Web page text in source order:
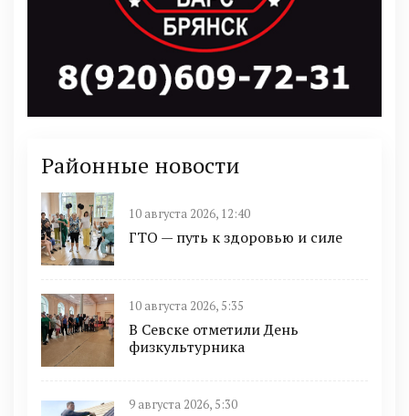
Районные новости
10 августа 2026, 12:40
ГТО — путь к здоровью и силе
10 августа 2026, 5:35
В Севске отметили День
физкультурника
9 августа 2026, 5:30